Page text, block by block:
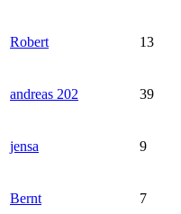
Robert 13
andreas 202 39
jensa 9
Bernt 7